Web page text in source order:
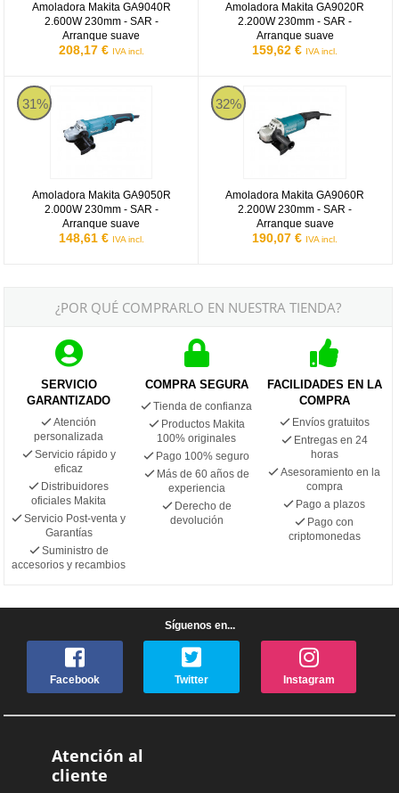
Amoladora Makita GA9040R
2.600W 230mm - SAR -
Arranque suave
208,17 € IVA incl.
Amoladora Makita GA9020R
2.200W 230mm - SAR -
Arranque suave
159,62 € IVA incl.
31%
Amoladora Makita GA9050R
2.000W 230mm - SAR -
Arranque suave
148,61 € IVA incl.
Amoladora Makita GA9050R 2.000W 230mm - SAR - Arranque
32%
Amoladora Makita GA9060R
2.200W 230mm - SAR -
Arranque suave
190,07 € IVA incl.
Amoladora Makita GA9060R
¿POR QUÉ COMPRARLO EN NUESTRA TIENDA?
SERVICIO
GARANTIZADO
Atención
personalizada
Servicio rápido y
eficaz
Distribuidores
oficiales Makita
Servicio Post-venta y
Garantías
Suministro de
accesorios y recambios
COMPRA SEGURA
Tienda de confianza
Productos Makita
100% originales
Pago 100% seguro
Más de 60 años de
experiencia
Derecho de
devolución
FACILIDADES EN LA
COMPRA
Envíos gratuitos
Entregas en 24
horas
Asesoramiento en la
compra
Pago a plazos
Pago con
criptomonedas
Síguenos en...
Facebook Twitter Instagram
Atención al
cliente